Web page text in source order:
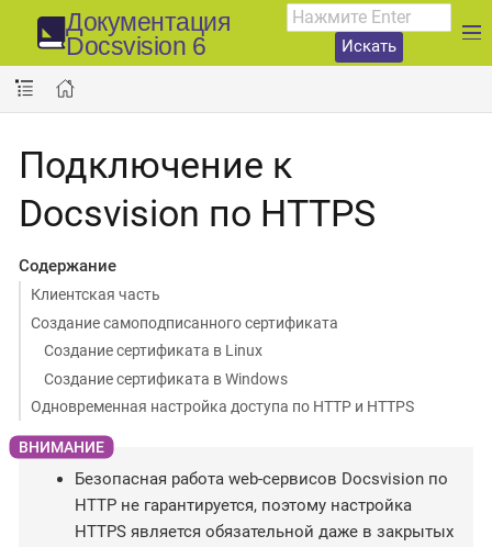
Документация
Docsvision 6
Искать
Подключение к
Docsvision по HTTPS
Содержание
Клиентская часть
Создание самоподписанного сертификата
Создание сертификата в Linux
Создание сертификата в Windows
Одновременная настройка доступа по HTTP и HTTPS
Безопасная работа web-сервисов Docsvision по
HTTP не гарантируется, поэтому настройка
HTTPS является обязательной даже в закрытых